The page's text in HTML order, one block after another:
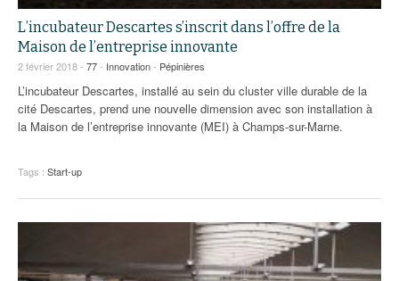
L’incubateur Descartes s’inscrit dans l’offre de la
Maison de l’entreprise innovante
2 février 2018 - 77- Innovation- Pépinières
L’incubateur Descartes, installé au sein du cluster ville durable de la
cité Descartes, prend une nouvelle dimension avec son installation à
la Maison de l’entreprise innovante (MEI) à Champs-sur-Marne.
Tags : Start-up